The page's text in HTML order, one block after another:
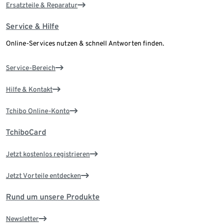
Ersatzteile & Reparatur
Service & Hilfe
Online-Services nutzen & schnell Antworten finden.
Service-Bereich
Hilfe & Kontakt
Tchibo Online-Konto
TchiboCard
Jetzt kostenlos registrieren
Jetzt Vorteile entdecken
Rund um unsere Produkte
Newsletter